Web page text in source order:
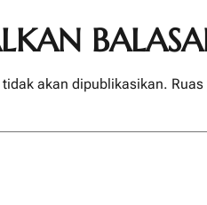
akan dipublikasikan.